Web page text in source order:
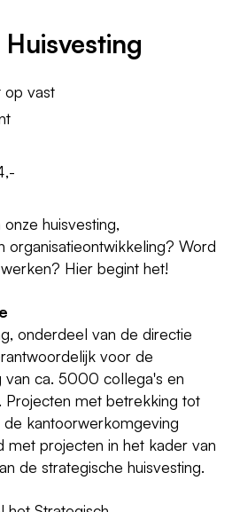
op vast
huisvesting,
Word
Hier begint het!
onderdeel van de directie
voor de
van ca. 5000 collega's en
Projecten met betrekking tot
de kantoorwerkomgeving
projecten in het kader van
de strategische huisvesting.